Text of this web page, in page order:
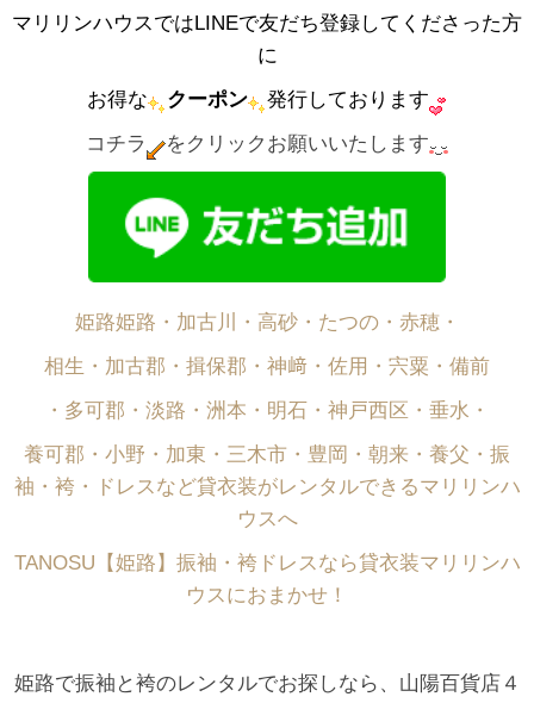
マリリンハウスではLINEで友だち登録してくださった方
に
お得な
クーポン
発行しております
コチラ
をクリックお願いいたします
姫路姫路・加古川・高砂・たつの・赤穂・
相生・加古郡・揖保郡・神﨑・佐用・宍粟・備前
・多可郡・淡路・洲本・明石・神戸西区・垂水・
養可郡・小野・加東・三木市・豊岡・朝来・養父・振
袖・袴・ドレスなど貸衣装がレンタルできるマリリンハ
ウスへ
TANOSU【姫路】振袖・袴ドレスなら貸衣装マリリンハ
ウスにおまかせ！
姫路で振袖と袴のレンタルでお探しなら、山陽百貨店４